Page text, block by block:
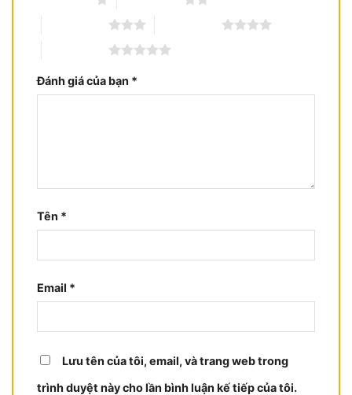
Đánh giá của bạn *
Tên *
Email *
Lưu tên của tôi, email, và trang web trong
trình duyệt này cho lần bình luận kế tiếp của tôi.